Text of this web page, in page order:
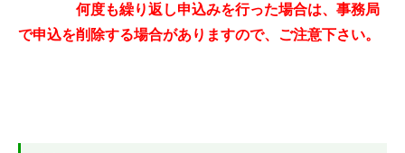
何度も繰り返し申込みを行った場合は、事務局
で申込を削除する場合がありますので、ご注意下さい。